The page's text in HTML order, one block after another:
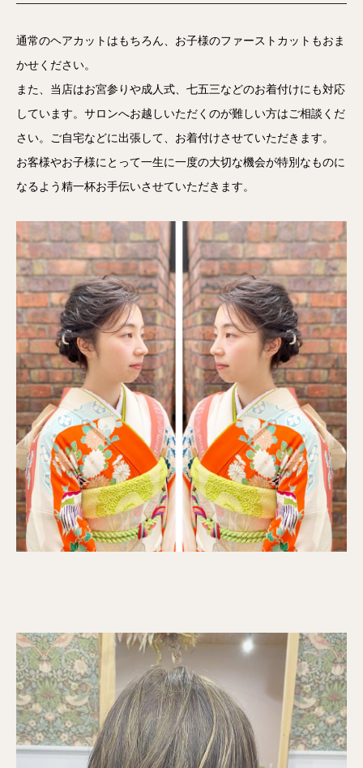
通常のヘアカットはもちろん、お子様のファーストカットもおま
かせください。
また、当店はお宮参りや成人式、七五三などのお着付けにも対応
しています。サロンへお越しいただくのが難しい方はご相談くだ
さい。ご自宅などに出張して、お着付けさせていただきます。
お客様やお子様にとって一生に一度の大切な機会が特別なものに
なるよう精一杯お手伝いさせていただきます。